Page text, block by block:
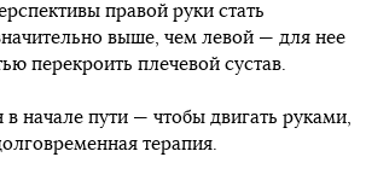
правой руки стать
выше, чем левой — для нее
перекроить плечевой сустав.
в начале пути — чтобы двигать руками,
терапия.